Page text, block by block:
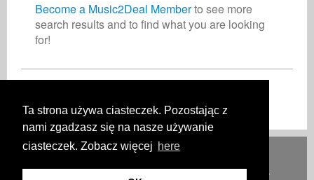
Ta strona używa ciasteczek. Pozostając z
nami zgadzasz się na nasze używanie
ciasteczek. Zobacz więcej here
Become a Music2Deal Memberto see more
search results and to find what you are looking
for!
Deutsch English Español Français Polski Русский
PYTANIA I ODPOWIEDZI KONTAKT